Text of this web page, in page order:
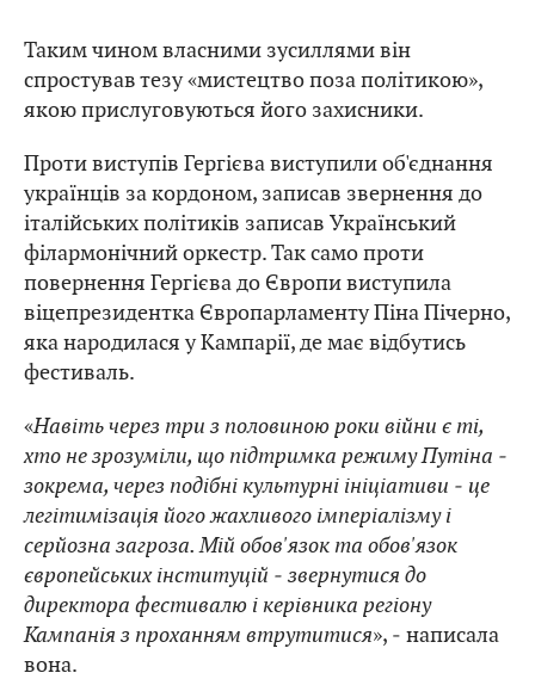
Таким чином власними зусиллями він
спростував тезу «мистецтво поза політикою»,
якою прислуговуються його захисники.
Проти виступів Гергієва виступили об'єднання
українців за кордоном, записав звернення до
італійських політиків записав Український
філармонічний оркестр. Так само проти
повернення Гергієва до Європи виступила
віцепрезидентка Європарламенту Піна Пічерно,
яка народилася у Кампарії, де має відбутись
фестиваль.
«Навіть через три з половиною роки війни є ті,
хто не зрозуміли, що підтримка режиму Путіна ‒
зокрема, через подібні культурні ініціативи ‒ це
легітимізація його жахливого імперіалізму і
серйозна загроза. Мій обов'язок та обов'язок
європейських інституцій ‒ звернутися до
директора фестивалю і керівника регіону
Кампанія з проханням втрутитися», ‒ написала
вона.